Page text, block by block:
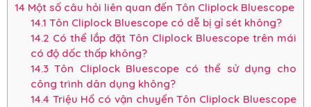
14 Một số câu hỏi liên quan đến Tôn Cliplock Bluescope
14.1 Tôn Cliplock Bluescope có dễ bị gỉ sét không?
14.2 Có thể lắp đặt Tôn Cliplock Bluescope trên mái
có độ dốc thấp không?
14.3Tôn Cliplock Bluescope có thể sử dụng cho
công trình dân dụng không?
14.4 Triệu Hổ có vận chuyển Tôn Cliplock Bluescope